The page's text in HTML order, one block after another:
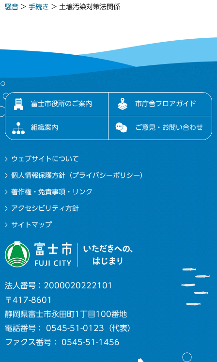
騒音 > 手続き > 土壌汚染対策法関係
富士市役所のご案内 市庁舎フロアガイド
組織案内 ご意見・お問い合わせ
ウェブサイトについて
個人情報保護方針（プライバシーポリシー）
著作権・免責事項・リンク
アクセシビリティ方針
サイトマップ
法人番号：2000020222101
〒417-8601
静岡県富士市永田町1丁目100番地
電話番号： 0545-51-0123（代表）
ファクス番号： 0545-51-1456